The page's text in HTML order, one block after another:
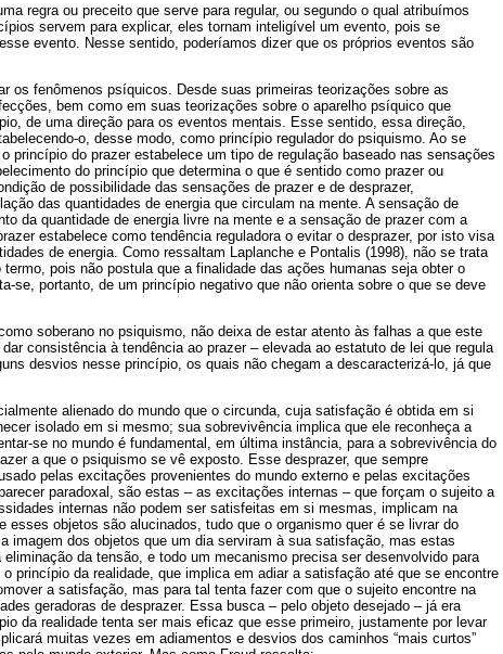
regra ou preceito que serve para regular, ou segundo o qual atribuímos
servem para explicar, eles tornam inteligível um evento, pois se
evento. Nesse sentido, poderíamos dizer que os próprios eventos são
os fenômenos psíquicos. Desde suas primeiras teorizações sobre as
bem como em suas teorizações sobre o aparelho psíquico que
de uma direção para os eventos mentais. Esse sentido, essa direção,
o, desse modo, como princípio regulador do psiquismo. Ao se
princípio do prazer estabelece um tipo de regulação baseado nas sensações
do princípio que determina o que é sentido como prazer ou
de possibilidade das sensações de prazer e de desprazer,
das quantidades de energia que circulam na mente. A sensação de
da quantidade de energia livre na mente e a sensação de prazer com a
estabelece como tendência reguladora o evitar o desprazer, por isto visa
de energia. Como ressaltam Laplanche e Pontalis (1998), não se trata
pois não postula que a finalidade das ações humanas seja obter o
se, portanto, de um princípio negativo que não orienta sobre o que se deve
soberano no psiquismo, não deixa de estar atento às falhas a que este
consistência à tendência ao prazer – elevada ao estatuto de lei que regula
desvios nesse princípio, os quais não chegam a descaracterizá-lo, já que
alienado do mundo que o circunda, cuja satisfação é obtida em si
isolado em si mesmo; sua sobrevivência implica que ele reconheça a
se no mundo é fundamental, em última instância, para a sobrevivência do
a que o psiquismo se vê exposto. Esse desprazer, que sempre
pelas excitações provenientes do mundo externo e pelas excitações
paradoxal, são estas – as excitações internas – que forçam o sujeito a
internas não podem ser satisfeitas em si mesmas, implicam na
esses objetos são alucinados, tudo que o organismo quer é se livrar do
imagem dos objetos que um dia serviram à sua satisfação, mas estas
da tensão, e todo um mecanismo precisa ser desenvolvido para
princípio da realidade, que implica em adiar a satisfação até que se encontre
a satisfação, mas para tal tenta fazer com que o sujeito encontre na
geradoras de desprazer. Essa busca – pelo objeto desejado – já era
da realidade tenta ser mais eficaz que esse primeiro, justamente por levar
muitas vezes em adiamentos e desvios dos caminhos “mais curtos”